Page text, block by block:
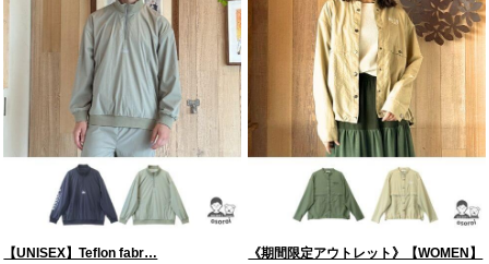
【UNISEX】Teflon fabr…
《期間限定アウトレット》【WOMEN】